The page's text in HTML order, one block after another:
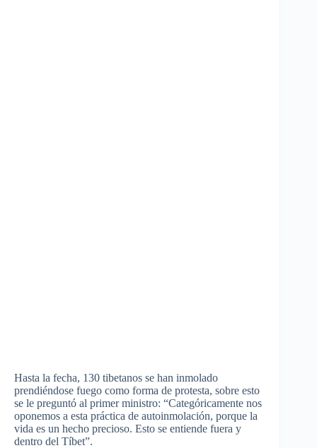
Hasta la fecha, 130 tibetanos se han inmolado
prendiéndose fuego como forma de protesta, sobre esto
se le preguntó al primer ministro: “Categóricamente nos
oponemos a esta práctica de autoinmolación, porque la
vida es un hecho precioso. Esto se entiende fuera y
dentro del Tíbet”.